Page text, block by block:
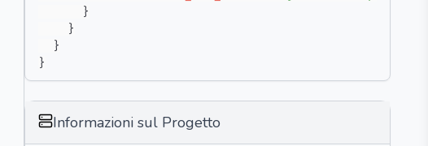
}
}
}
}
Informazioni sul Progetto